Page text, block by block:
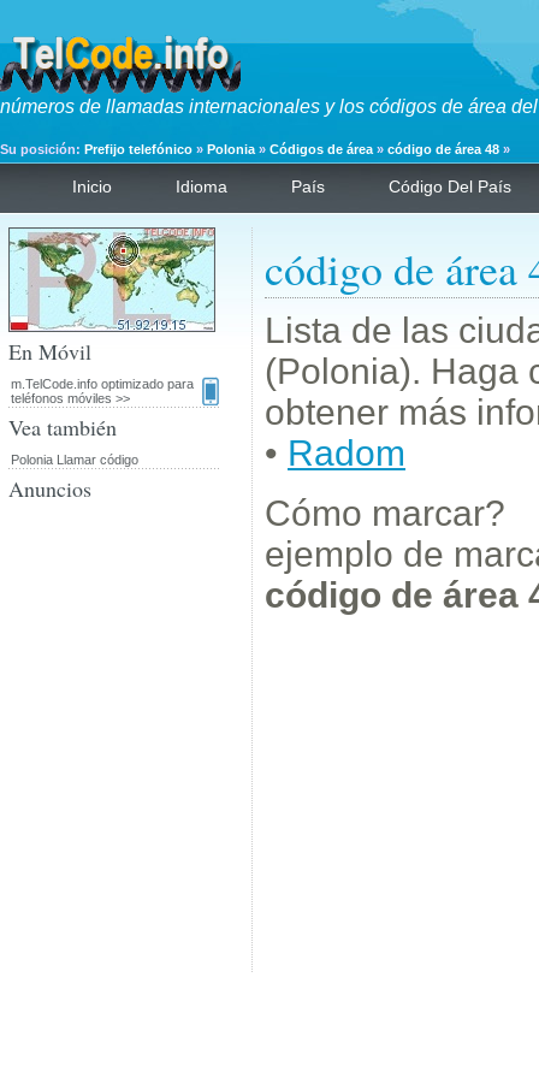
números de llamadas internacionales y los códigos de área
Su posición: Prefijo telefónico » Polonia » Códigos de área » código de área 48 »
Inicio Idioma País Código Del País
código de área
Lista de las
(Polonia). Haga
obtener más
• Radom
Cómo marcar?
ejemplo de
código de área
En Móvil
m.TelCode.info optimizado para
teléfonos móviles >>
Vea también
Polonia Llamar código
Anuncios